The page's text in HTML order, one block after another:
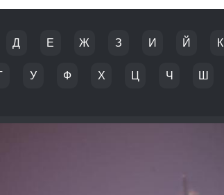
Д Е Ж З И Й К
У Ф Х Ц Ч Ш